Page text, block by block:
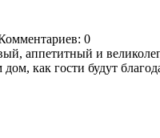
0
аппетитный и
как гости будут